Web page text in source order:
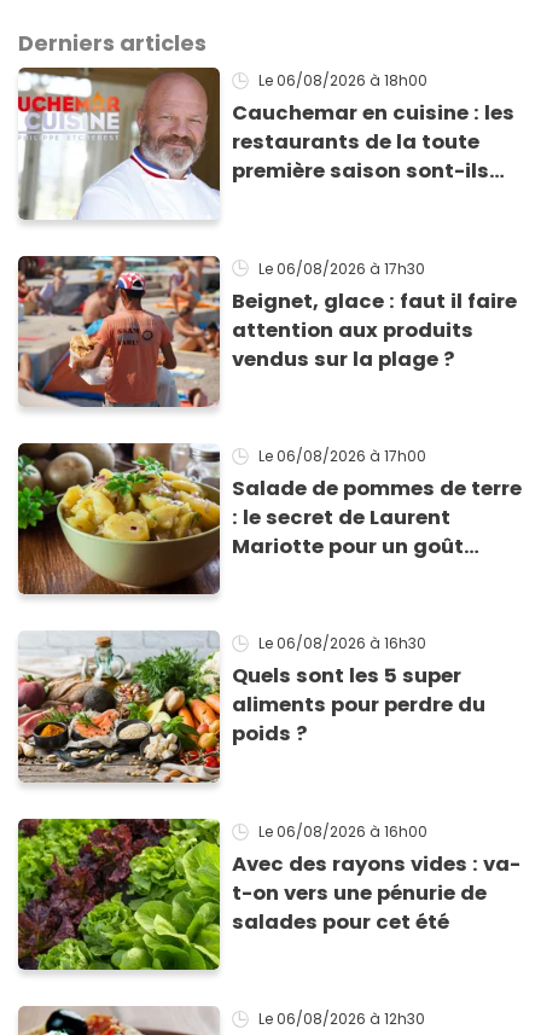
Derniers articles
Le 06/08/2026 à 18h00
Cauchemar en cuisine : les
restaurants de la toute
première saison sont-ils
Le 06/08/2026 à 17h30
Beignet, glace : faut il faire
attention aux produits
vendus sur la plage ?
Le 06/08/2026 à 17h00
Salade de pommes de terre
: le secret de Laurent
Mariotte pour un goût
Le 06/08/2026 à 16h30
Quels sont les 5 super
aliments pour perdre du
poids ?
Le 06/08/2026 à 16h00
Avec des rayons vides : va-
t-on vers une pénurie de
salades pour cet été
Le 06/08/2026 à 12h30